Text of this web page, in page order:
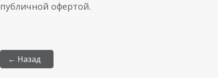
публичной офертой.
← Назад